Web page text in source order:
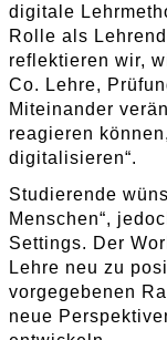
digitale
Rolle als
reflektieren wir,
Co. Lehre,
Miteinander
reagieren
digitalisieren“.
Studierende
Menschen“,
Settings. Der
Lehre neu zu
vorgegebenen
neue